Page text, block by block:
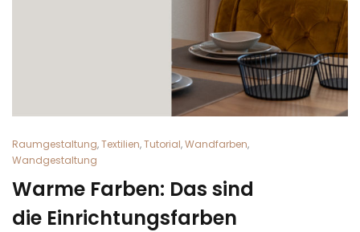
Raumgestaltung,Textilien,Tutorial,Wandfarben,
Wandgestaltung
Warme Farben: Das sind
die Einrichtungsfarben